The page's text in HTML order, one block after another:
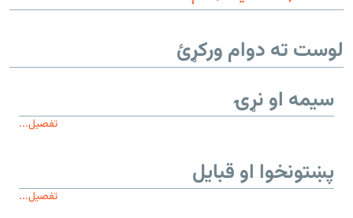
لوست ته دوام ورکړئ
سیمه او نړۍ
تفصیل...
پښتونخوا او قبایل
تفصیل...